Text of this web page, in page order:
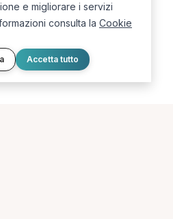
il terapista giusto, vicino a te.
e migliorare i servizi
consulta la Cookie
Accetta tutto